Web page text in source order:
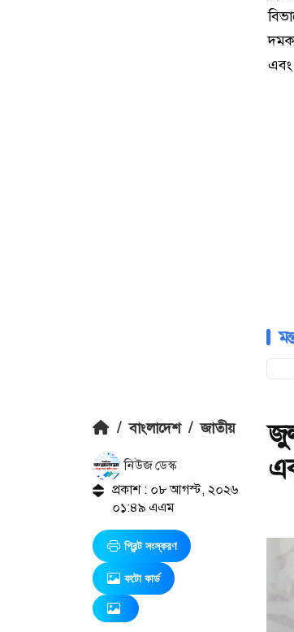
এবং
/ বাংলাদেশ / জাতীয়
নিউজ ডেস্ক
প্রকাশ : ০৮ আগস্ট, ২০২৬
০১:৪৯ এএম
প্রিন্ট সংস্করণ
ফটো কার্ড